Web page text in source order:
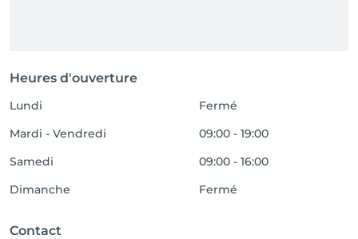
Heures d'ouverture
Lundi
Fermé
Mardi - Vendredi
09:00 - 19:00
Samedi
09:00 - 16:00
Dimanche
Fermé
Contact